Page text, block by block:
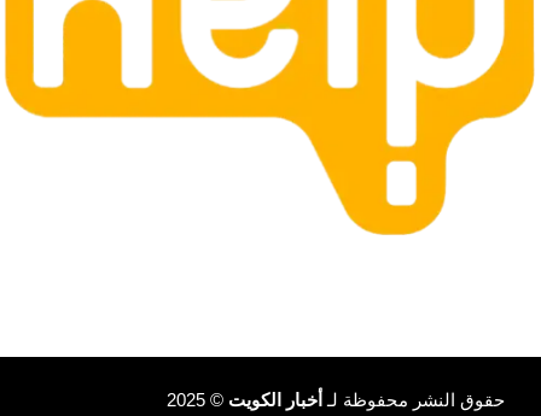
حقوق النشر محفوظة لـ أخبار الكويت © 2025